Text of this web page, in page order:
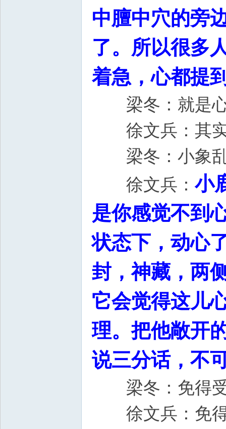
中膻中穴的旁
了。所以很多
着急，心都提
梁冬：就是心
徐文兵：其实
梁冬：小象
徐文兵：小
是你感觉不到
状态下，动心
封，神藏，两
它会觉得这儿
理。把他敞开
说三分话，不
梁冬：免得
徐文兵：免得